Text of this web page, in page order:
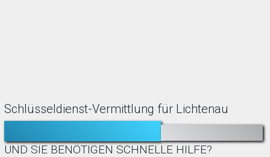
Schlüsseldienst-Vermittlung für Lichtenau
TÜR ZUGEFALLEN?
UND SIE BENÖTIGEN SCHNELLE HILFE?